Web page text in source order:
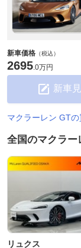
新車価格 （税込）
2695.0万円
新車
マクラーレン GT
全国のマクラー
リュクス